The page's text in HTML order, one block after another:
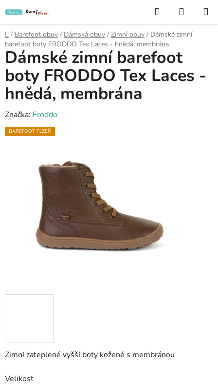
na
obsah
Hledat
KOŠÍK
Domů
/ Barefoot obuv / Dámská obuv / Zimní obuv / Dámské zimní
barefoot boty FRODDO Tex Laces - hnědá, membrána
Zimní zateplené vyšší boty kožené s membránou
Velikost
Dámské zimní barefoot
boty FRODDO Tex Laces -
hnědá, membrána
Značka: Froddo
BAREFOOT PLZEŇ